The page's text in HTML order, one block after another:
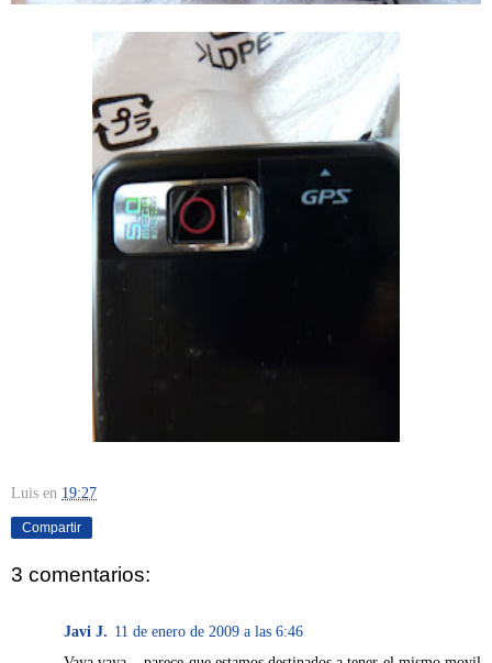
Luis en 19:27
Compartir
3 comentarios:
Javi J. 11 de enero de 2009 a las 6:46